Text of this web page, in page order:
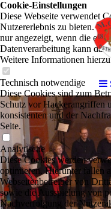
Cookie-Einstellungen
Diese Webseite verwendet
Nutzererlebnis zu bieten.
nur angezeigt, wenn die
Datenverarbeitung kann
Weitere Informationen
Technisch notwendige
Diese Cookies sind zum
Schutz vor Hackerangriffen
konsistenten und der
Seite.
Analytische
Diese Cookies werden
optimieren. Hierunter fallen
Webseitenbetreiber von
sowie die Ausspielung von
Nachverfolgung der